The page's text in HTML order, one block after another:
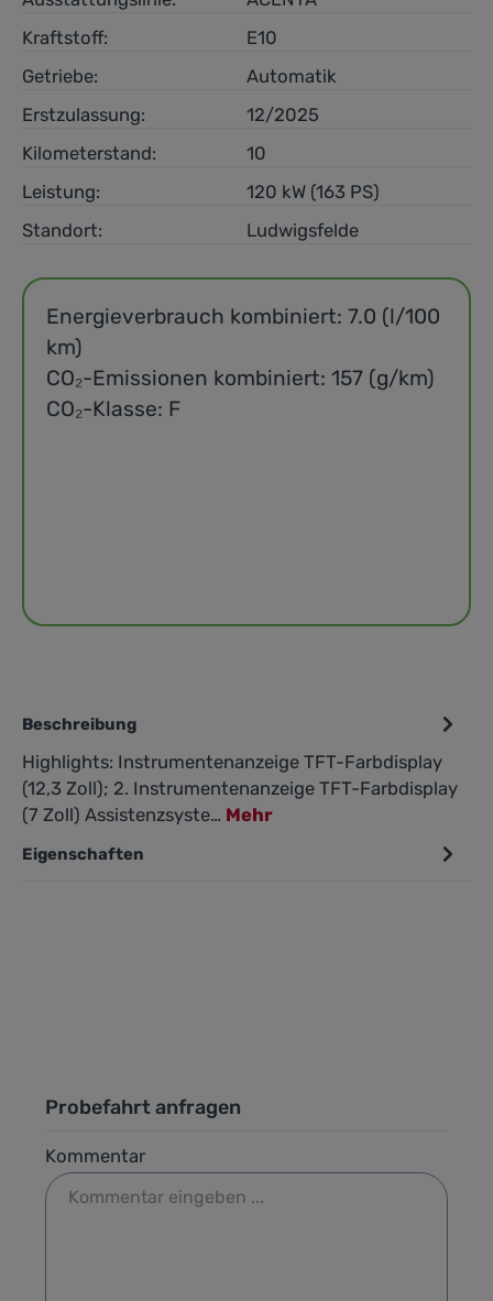
Kraftstoff:
E10
Getriebe:
Automatik
Erstzulassung:
12/2025
Kilometerstand:
10
Leistung:
120 kW (163 PS)
Standort:
Ludwigsfelde
Energieverbrauch kombiniert: 7.0 (l/100
km)
CO₂-Emissionen kombiniert: 157 (g/km)
CO₂-Klasse: F
Beschreibung
Highlights: Instrumentenanzeige TFT-Farbdisplay
(12,3 Zoll); 2. Instrumentenanzeige TFT-Farbdisplay
(7 Zoll) Assistenzsyste… Mehr
Eigenschaften
Probefahrt anfragen
Kommentar